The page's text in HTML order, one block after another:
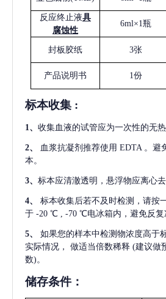
反应终止液具
腐蚀性
6ml×1瓶
封板胶纸 3张
产品说明书 1份
标本收集 :
1 、 收集血液的试管应为一次性的无
2、 血浆抗凝剂推荐使用 EDTA 。避
本。
3、 标本应清澈透明，悬浮物应离心去
4、
标本收集后若不及时检测，请按
于 -20 ℃ , -70 ℃电冰箱内，避免反复
5、
如果您的样本中检测物浓度高于
实际情况，
做适当倍数稀释 (建议做
数)。
储存条件：